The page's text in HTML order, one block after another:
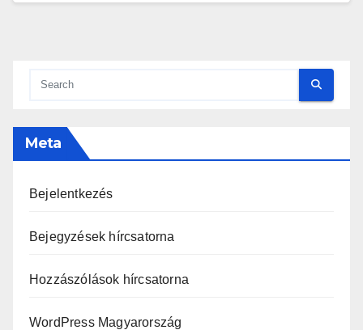
Meta
Bejelentkezés
Bejegyzések hírcsatorna
Hozzászólások hírcsatorna
WordPress Magyarország